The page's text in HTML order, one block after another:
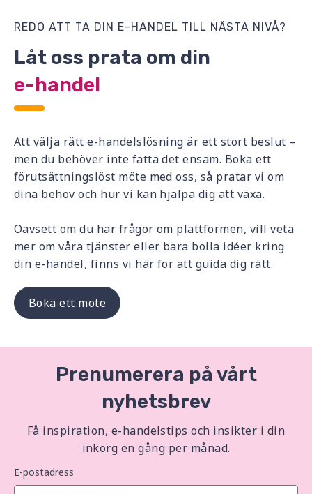
REDO ATT TA DIN E-HANDEL TILL NÄSTA NIVÅ?
Låt oss prata om din
e-handel
Att välja rätt e-handelslösning är ett stort beslut –
men du behöver inte fatta det ensam. Boka ett
förutsättningslöst möte med oss, så pratar vi om
dina behov och hur vi kan hjälpa dig att växa.
Oavsett om du har frågor om plattformen, vill veta
mer om våra tjänster eller bara bolla idéer kring
din e-handel, finns vi här för att guida dig rätt.
Boka ett möte
Prenumerera på vårt
nyhetsbrev
Få inspiration, e-handelstips och insikter i din
inkorg en gång per månad.
E-postadress